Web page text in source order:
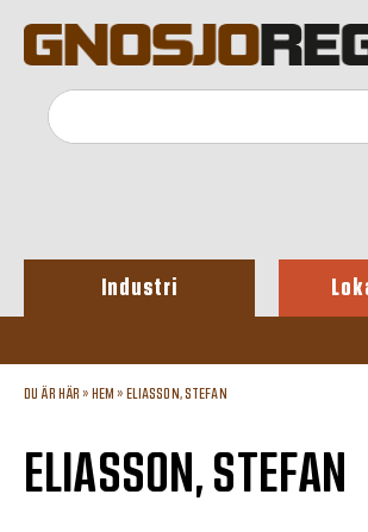
Industri
DU ÄR HÄR » HEM » ELIASSON, STEFAN
ELIASSON, STEFAN